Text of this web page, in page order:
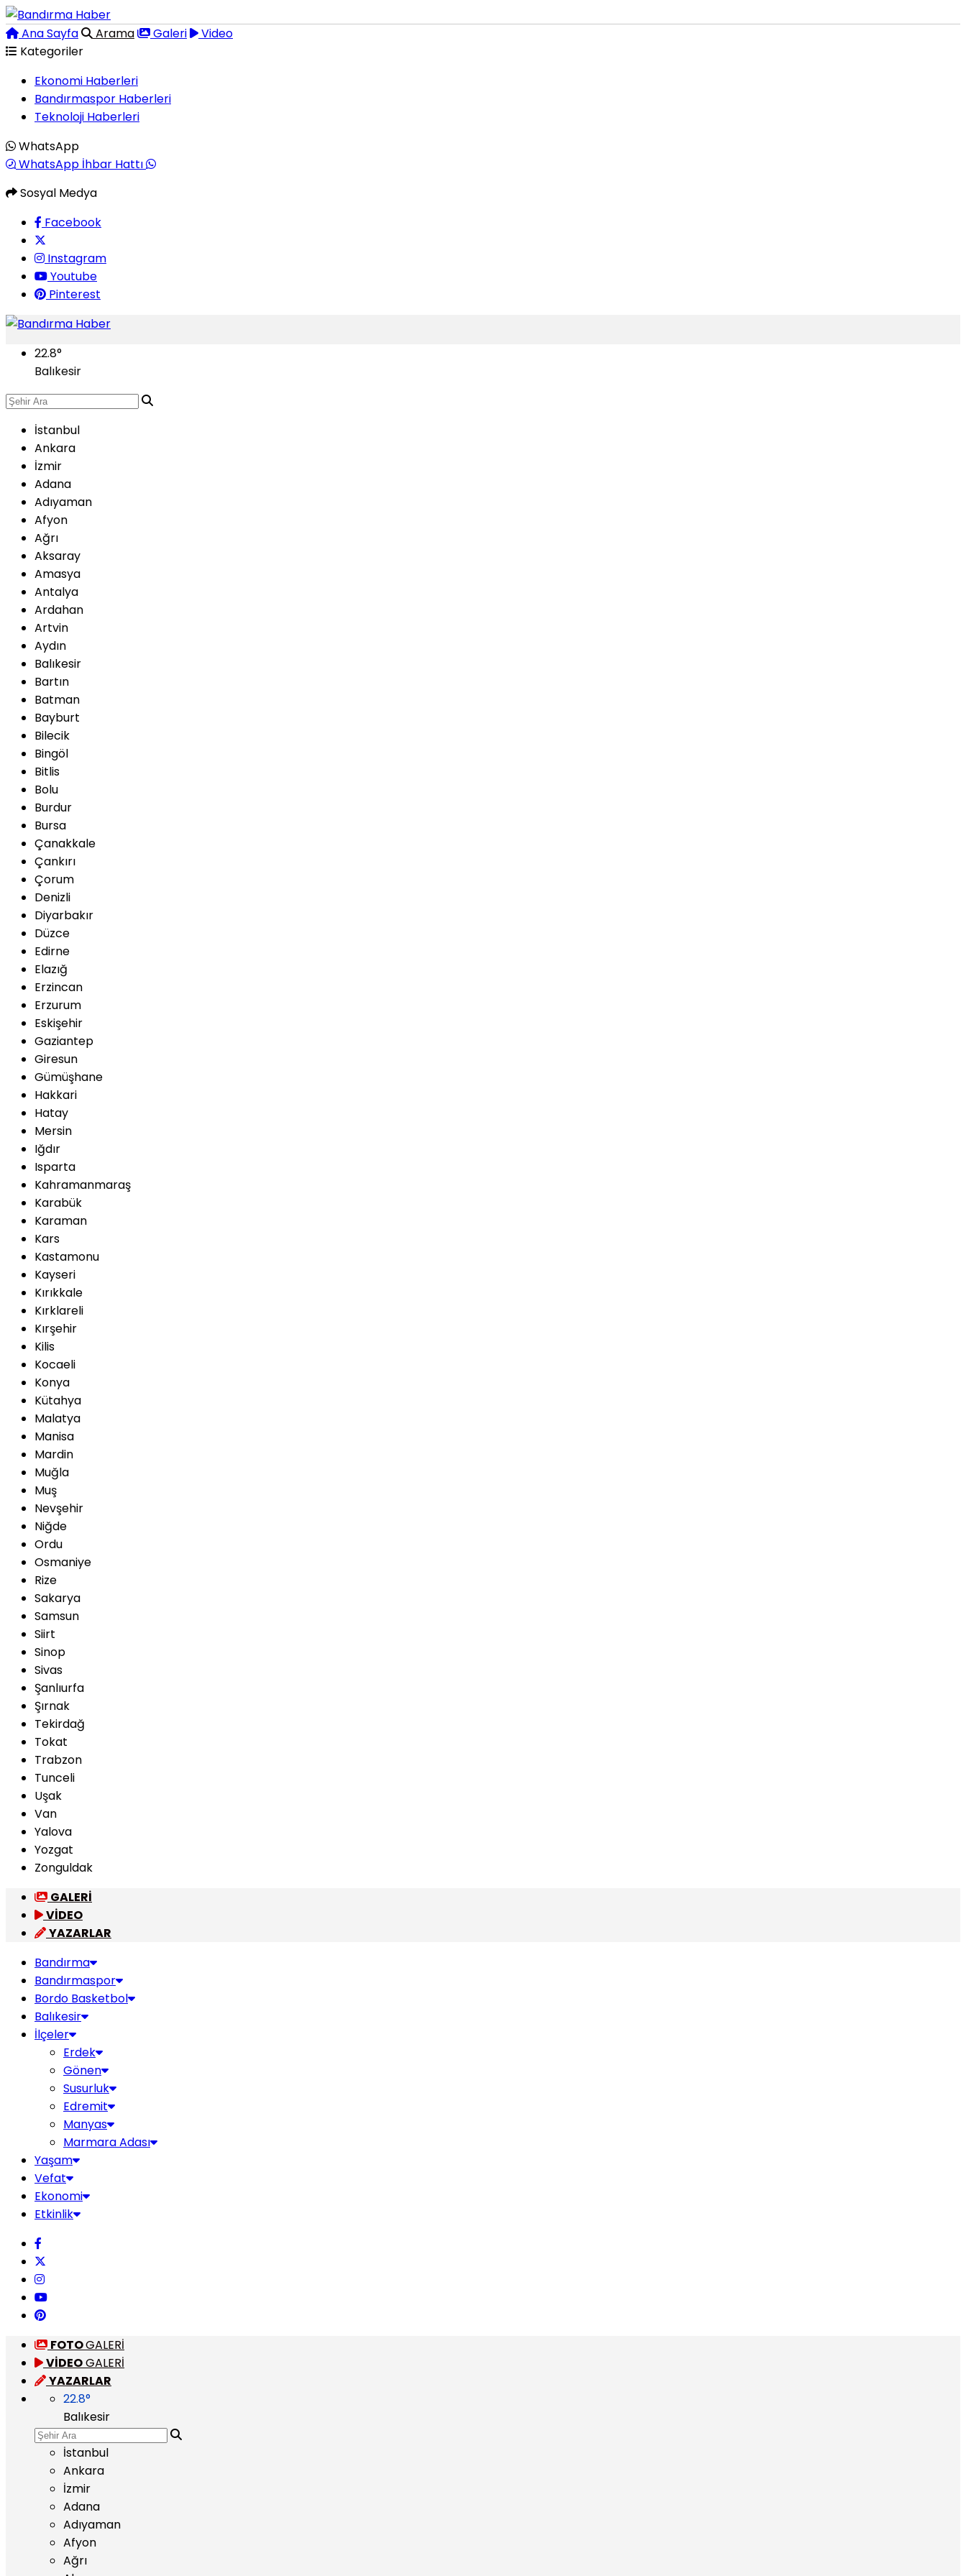
Ana Sayfa Arama Galeri
Video
Kategoriler
Ekonomi Haberleri
Bandırmaspor Haberleri
Teknoloji Haberleri
WhatsApp
WhatsApp İhbar Hattı
Sosyal Medya
Facebook
Instagram
Youtube
Pinterest
22.8°
Balıkesir
İstanbul
Ankara
İzmir
Adana
Adıyaman
Afyon
Ağrı
Aksaray
Amasya
Antalya
Ardahan
Artvin
Aydın
Balıkesir
Bartın
Batman
Bayburt
Bilecik
Bingöl
Bitlis
Bolu
Burdur
Bursa
Çanakkale
Çankırı
Çorum
Denizli
Diyarbakır
Düzce
Edirne
Elazığ
Erzincan
Erzurum
Eskişehir
Gaziantep
Giresun
Gümüşhane
Hakkari
Hatay
Mersin
Iğdır
Isparta
Kahramanmaraş
Karabük
Karaman
Kars
Kastamonu
Kayseri
Kırıkkale
Kırklareli
Kırşehir
Kilis
Kocaeli
Konya
Kütahya
Malatya
Manisa
Mardin
Muğla
Muş
Nevşehir
Niğde
Ordu
Osmaniye
Rize
Sakarya
Samsun
Siirt
Sinop
Sivas
Şanlıurfa
Şırnak
Tekirdağ
Tokat
Trabzon
Tunceli
Uşak
Van
Yalova
Yozgat
Zonguldak
GALERİ
VİDEO
YAZARLAR
Bandırma
Bandırmaspor
Bordo Basketbol
Balıkesir
İlçeler
Erdek
Gönen
Susurluk
Edremit
Manyas
Marmara Adası
Yaşam
Vefat
Ekonomi
Etkinlik
FOTOGALERİ
VİDEOGALERİ
YAZARLAR
22.8°
Balıkesir
İstanbul
Ankara
İzmir
Adana
Adıyaman
Afyon
Ağrı